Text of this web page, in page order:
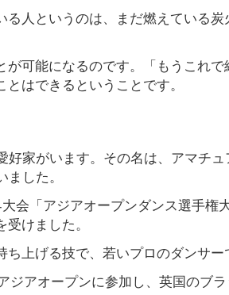
る人というのは、まだ燃えている
が可能になるのです。「もうこれ
はできるということです。
家がいます。その名は、アマチ
した。
会「アジアオープンダンス選手権
けました。
上げる技で、若いプロのダンサー
アオープンに参加し、英国のブ